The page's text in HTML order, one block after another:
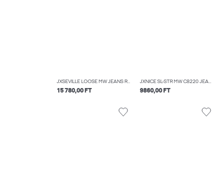
JXSEVILLE LOOSE MW JEANS R001 DNM NOOS
15 780,00 FT
JXNICE SL-STR MW C8220 JEANS DNM NOOS
9860,00 FT